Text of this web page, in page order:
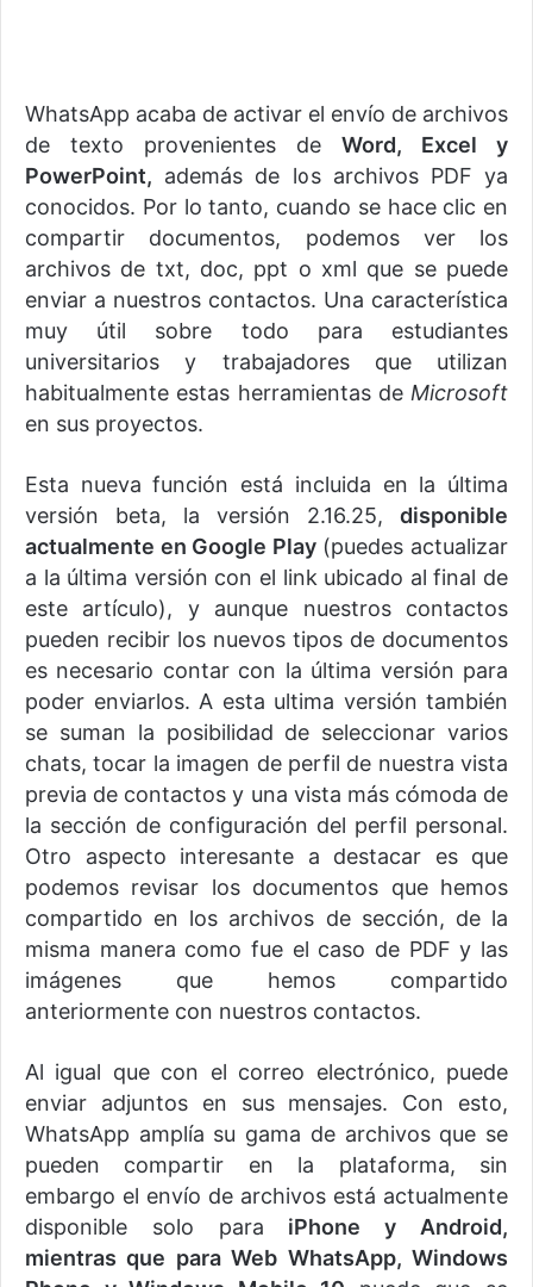
WhatsApp acaba de activar el envío de archivos
de texto provenientes de Word, Excel y
PowerPoint, además de los archivos PDF ya
conocidos. Por lo tanto, cuando se hace clic en
compartir documentos, podemos ver los
archivos de txt, doc, ppt o xml que se puede
enviar a nuestros contactos. Una característica
muy útil sobre todo para estudiantes
universitarios y trabajadores que utilizan
habitualmente estas herramientas de Microsoft
en sus proyectos.
Esta nueva función está incluida en la última
versión beta, la versión 2.16.25, disponible
actualmente en Google Play(puedes actualizar
a la última versión con el link ubicado al final de
este artículo), y aunque nuestros contactos
pueden recibir los nuevos tipos de documentos
es necesario contar con la última versión para
poder enviarlos. A esta ultima versión también
se suman la posibilidad de seleccionar varios
chats, tocar la imagen de perfil de nuestra vista
previa de contactos y una vista más cómoda de
la sección de configuración del perfil personal.
Otro aspecto interesante a destacar es que
podemos revisar los documentos que hemos
compartido en los archivos de sección, de la
misma manera como fue el caso de PDF y las
imágenes que hemos compartido
anteriormente con nuestros contactos.
Al igual que con el correo electrónico, puede
enviar adjuntos en sus mensajes. Con esto,
WhatsApp amplía su gama de archivos que se
pueden compartir en la plataforma, sin
embargo el envío de archivos está actualmente
disponible solo para iPhone y Android,
mientras que para Web WhatsApp, Windows